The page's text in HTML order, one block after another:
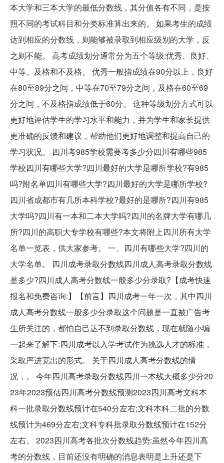
本大学和三本大学的最低分数线，其分值各有不同，是按
照不同的考试科目和分类标准算出来的。 如果考生的成绩
达到相应的分数线，则能够被录取到相应级别的大学，反
之则不能。 高考成绩划分通常分为五个等级:优秀、良好、
中等、及格和不及格。 优秀一般指成绩在90分以上，良好
在80至89分之间，中等在70至79分之间，及格在60至69
分之间，不及格指成绩低于60分。 这种等级划分方式可以
更好地评估学生的学习水平和能力，并为学生和家长提供
更准确的反馈和建议，帮助他们更好地调整和提高自己的
学习状况。 四川考985学校需要考多少分四川有哪些985
学校四川有哪些大学?四川最好的大学是哪所学校?有985
吗?附名单四川有哪些大学?四川最好的大学是哪所学校?
四川省成都市有几所本科学校?最好的是哪所?四川有985
大学吗?四川有一本和二本大学吗?四川的名牌大学有哪几
所?四川的高职大专学校有哪些?本文将附上四川所有大学
名单一览表，供大家参考。 一、四川有哪些大学?四川的
大学名单。 四川成考录取分数线四川成人高考录取分数线
是多少?四川成人高考分数线一般多少分录取?【成考快速
报名和免费咨询:】【前言】四川成考一年一次，其中四川
成人高考分数线一般多少分录取这个问题是一直被广告考
生所关注的，都怕自己达不到录取分数线，现在就随小编
一起来了解下:​四川成考以入学考试作为挑选人才的标准，
采取严进宽出的形式。 关于四川成人高考分数线的情
况，。 今年四川高考录取分数线四川一本线大概多少分20
23年2023预估四川高考分数线预测2023四川高考文科本
科一批录取分数线预计在540分左右;文科本科二批的分数
线预计为469分左右;文科专科批录取分数线预计在152分
左右。 2023四川高考各批次分数线趋势:虽然今年四川高
考的分数线，目前还没有明确的消息表明是上升还是下